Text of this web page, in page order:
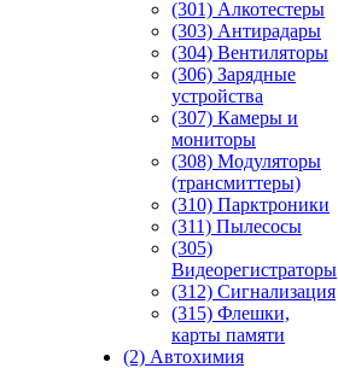
(301) Алкотестеры
(303) Антирадары
(304) Вентиляторы
(306) Зарядные
устройства
(307) Камеры и
мониторы
(308) Модуляторы
(трансмиттеры)
(310) Парктроники
(311) Пылесосы
(305)
Видеорегистраторы
(312) Сигнализация
(315) Флешки,
карты памяти
(2) Автохимия